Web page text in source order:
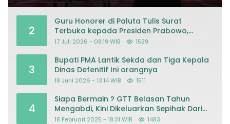
2
Guru Honorer di Paluta Tulis Surat
Terbuka kepada Presiden Prabowo,
Mohon Keadilan atas Dugaan
17 Juli 2026 - 08:19 WIB 1529
3
Bupati PMA Lantik Sekda dan Tiga Kepala
Dinas Defenitif Ini orangnya
18 Juni 2026 - 13:14 WIB 1511
4
Siapa Bermain ? GTT Belasan Tahun
Mengabdi, Kini Dikeluarkan Sepihak Dari
Dapodik
18 Februari 2025 - 18:31 WIB 1483